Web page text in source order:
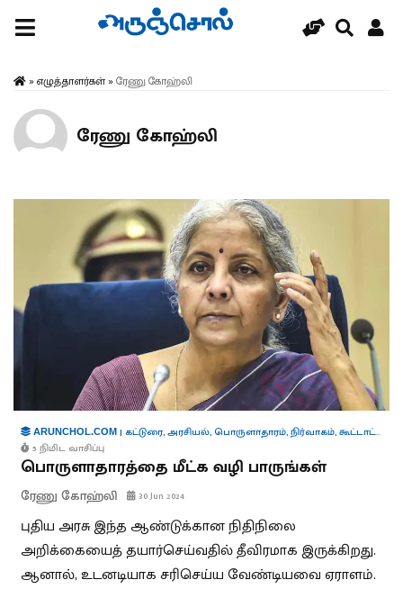
» எழுத்தாளர்கள்» ரேணு கோஹ்லி
ரேணு கோஹ்லி
ARUNCHOL.COM | கட்டுரை,அரசியல்,பொருளாதாரம்,நிர்வாகம்,கூட்டாட்சி
5 நிமிட வாசிப்பு
பொருளாதாரத்தை மீட்க வழி பாருங்கள்
ரேணு கோஹ்லி 30 Jun 2024
புதிய அரசு இந்த ஆண்டுக்கான நிதிநிலை
அறிக்கையைத் தயார்செய்வதில் தீவிரமாக இருக்கிறது.
ஆனால், உடனடியாக சரிசெய்ய வேண்டியவை ஏராளம்.